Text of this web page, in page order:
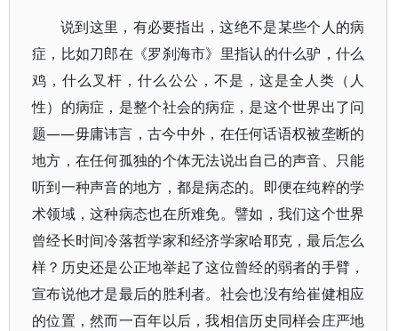
说到这里，有必要指出，这绝不是某些个人的病
症，比如刀郎在《罗刹海市》里指认的什么驴，什么
鸡，什么叉杆，什么公公，不是，这是全人类（人
性）的病症，是整个社会的病症，是这个世界出了问
题——毋庸讳言，古今中外，在任何话语权被垄断的
地方，在任何孤独的个体无法说出自己的声音、只能
听到一种声音的地方，都是病态的。即便在纯粹的学
术领域，这种病态也在所难免。譬如，我们这个世界
曾经长时间冷落哲学家和经济学家哈耶克，最后怎么
样？历史还是公正地举起了这位曾经的弱者的手臂，
宣布说他才是最后的胜利者。社会也没有给崔健相应
的位置，然而一百年以后，我相信历史同样会庄严地